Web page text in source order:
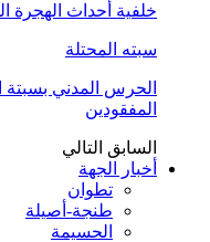
خلفية أحداث الهجرة
سبته المحتلة
الحرس المدني بسبتة
المفقودين
السابق التالي
أخبار الجهة
تطوان
طنجة-أصيلة
الحسيمة